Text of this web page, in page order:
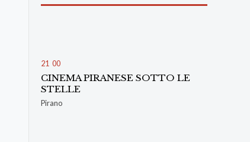
21 00
CINEMA PIRANESE SOTTO LE
STELLE
Pirano